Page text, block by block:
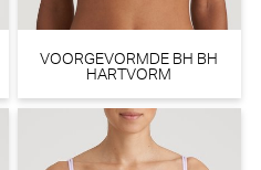
PrimaDonna Twist Giganni
String (Leopard Bloom)
VOORGEVORMDE BH BH
HARTVORM